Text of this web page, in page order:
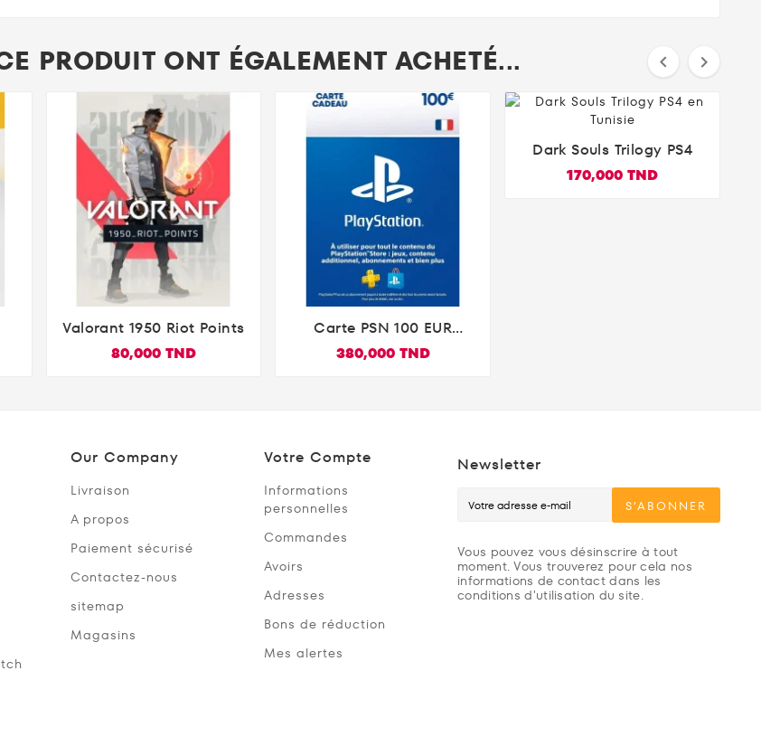
PRODUIT ONT ÉGALEMENT ACHETÉ...  

Valorant 1950 Riot Points
80,000 TND

Carte PSN 100 EUR
Playstation Store
PS5/PS4/PS3/PS Vita
380,000 TND

Dark Souls Trilogy PS4
170,000 TND
Our Company
Livraison
A propos
Paiement sécurisé
Contactez-nous
sitemap
Magasins
Votre Compte
Informations
personnelles
Commandes
Avoirs
Adresses
Bons de réduction
Mes alertes
Newsletter
S’ABONNER
Vous pouvez vous désinscrire à tout
moment. Vous trouverez pour cela nos
informations de contact dans les
conditions d'utilisation du site.